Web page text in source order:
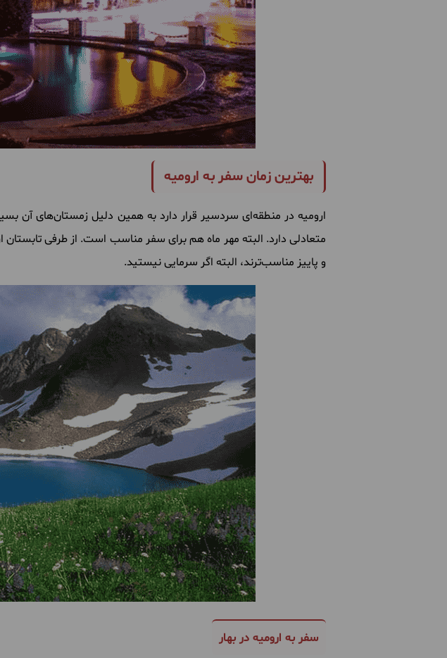
بهترین زمان سفر به ارومیه
ارومیه در منطقهای سردسیر قرار دارد به همین دلیل زمستانهای آن
متعادلی دارد. البته مهر ماه همبرای سفر مناسب است. از طرفیتابستان
و پاییز مناسبترند، البته اگر سرمایینیستید.
سفر به ارومیه در بهار